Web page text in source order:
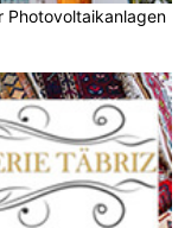
Photovoltaikanlagen